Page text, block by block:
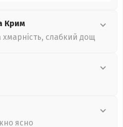
Крим
хмарність, слабкий дощ
ясно